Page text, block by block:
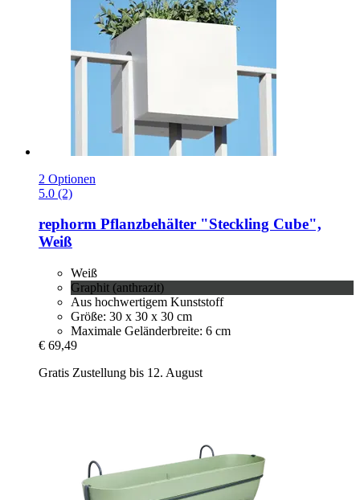
2 Optionen
5.0 (2)
rephorm Pflanzbehälter "Steckling Cube",
Weiß
Weiß
Graphit (anthrazit)
Aus hochwertigem Kunststoff
Größe: 30 x 30 x 30 cm
Maximale Geländerbreite: 6 cm
€ 69,49
Gratis Zustellung bis 12. August